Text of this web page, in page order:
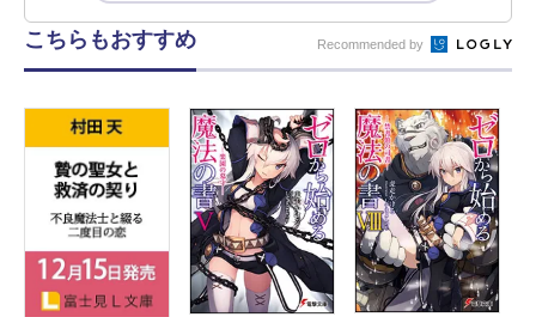
こちらもおすすめ Recommended by